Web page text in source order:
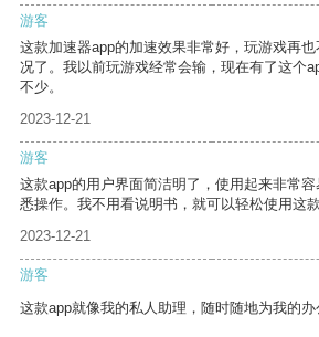
游客
这款加速器app的加速效果非常好，玩游戏再
况了。我以前玩游戏经常会输，现在有了这个
不少。
2023-12-21
游客
这款app的用户界面简洁明了，使用起来非常
悉操作。我不用看说明书，就可以轻松使用这款
2023-12-21
游客
这款app就像我的私人助理，随时随地为我的办